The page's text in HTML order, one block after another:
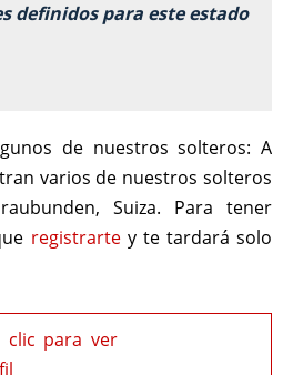
definidos para este estado
de nuestros solteros: A
varios de nuestros solteros
Suiza. Para tener
registrartey te tardará solo